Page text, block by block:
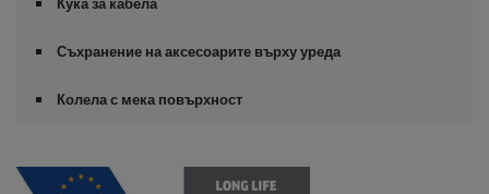
Съхранение на аксесоарите върху уреда
Колела с мека повърхност